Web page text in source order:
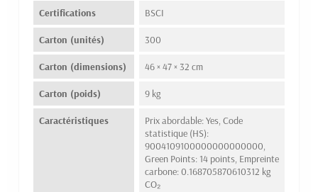
Certifications BSCI
Carton (unités) 300
Carton (dimensions) 46 × 47 × 32 cm
Carton (poids) 9 kg
Caractéristiques
Prix abordable: Yes, Code
statistique (HS):
9004109100000000000000,
Green Points: 14 points, Empreinte
carbone: 0.168705870610312 kg
CO₂